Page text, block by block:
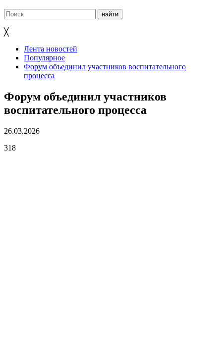
╳
Лента новостей
Популярное
Форум объединил участников воспитательного
процесса
Форум объединил участников
воспитательного процесса
26.03.2026
318